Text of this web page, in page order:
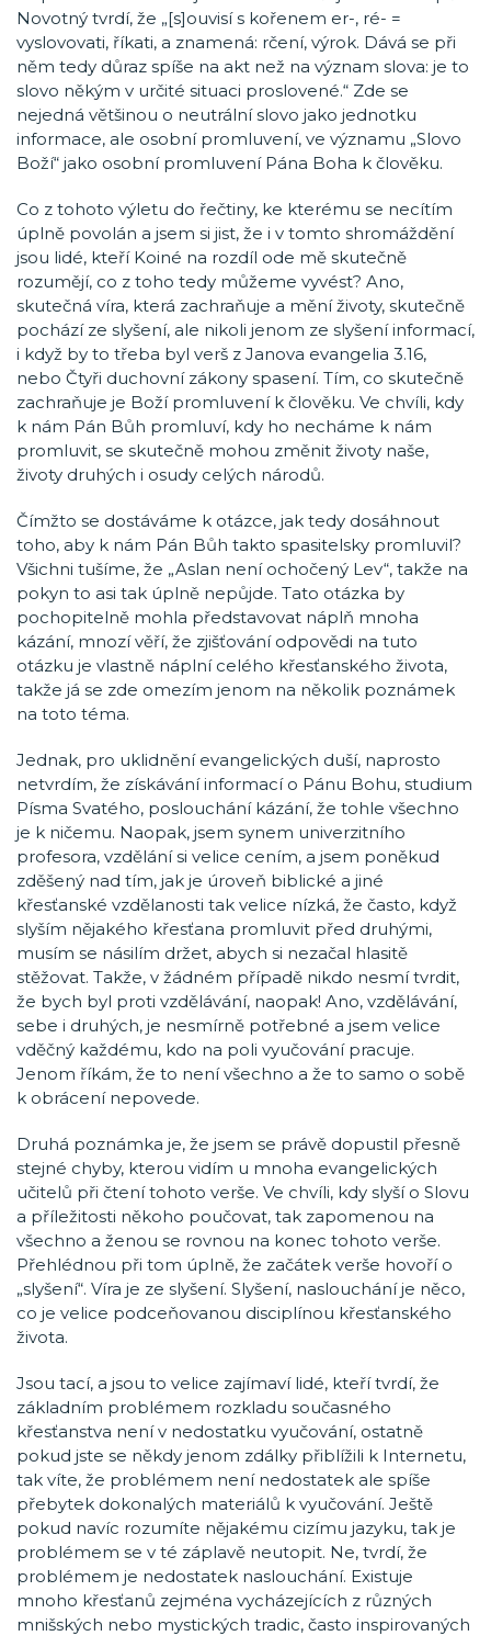
Novotný tvrdí, že „[s]ouvisí s kořenem er-, ré- =
vyslovovati, říkati, a znamená: rčení, výrok. Dává se při
něm tedy důraz spíše na akt než na význam slova: je to
slovo někým v určité situaci proslovené.“ Zde se
nejedná většinou o neutrální slovo jako jednotku
informace, ale osobní promluvení, ve významu „Slovo
Boží“ jako osobní promluvení Pána Boha k člověku.
Co z tohoto výletu do řečtiny, ke kterému se necítím
úplně povolán a jsem si jist, že i v tomto shromáždění
jsou lidé, kteří Koiné na rozdíl ode mě skutečně
rozumějí, co z toho tedy můžeme vyvést? Ano,
skutečná víra, která zachraňuje a mění životy, skutečně
pochází ze slyšení, ale nikoli jenom ze slyšení informací,
i když by to třeba byl verš z Janova evangelia 3.16,
nebo Čtyři duchovní zákony spasení. Tím, co skutečně
zachraňuje je Boží promluvení k člověku. Ve chvíli, kdy
k nám Pán Bůh promluví, kdy ho necháme k nám
promluvit, se skutečně mohou změnit životy naše,
životy druhých i osudy celých národů.
Čímžto se dostáváme k otázce, jak tedy dosáhnout
toho, aby k nám Pán Bůh takto spasitelsky promluvil?
Všichni tušíme, že „Aslan není ochočený Lev“, takže na
pokyn to asi tak úplně nepůjde. Tato otázka by
pochopitelně mohla představovat náplň mnoha
kázání, mnozí věří, že zjišťování odpovědi na tuto
otázku je vlastně náplní celého křesťanského života,
takže já se zde omezím jenom na několik poznámek
na toto téma.
Jednak, pro uklidnění evangelických duší, naprosto
netvrdím, že získávání informací o Pánu Bohu, studium
Písma Svatého, poslouchání kázání, že tohle všechno
je k ničemu. Naopak, jsem synem univerzitního
profesora, vzdělání si velice cením, a jsem poněkud
zděšený nad tím, jak je úroveň biblické a jiné
křesťanské vzdělanosti tak velice nízká, že často, když
slyším nějakého křesťana promluvit před druhými,
musím se násilím držet, abych si nezačal hlasitě
stěžovat. Takže, v žádném případě nikdo nesmí tvrdit,
že bych byl proti vzdělávání, naopak! Ano, vzdělávání,
sebe i druhých, je nesmírně potřebné a jsem velice
vděčný každému, kdo na poli vyučování pracuje.
Jenom říkám, že to není všechno a že to samo o sobě
k obrácení nepovede.
Druhá poznámka je, že jsem se právě dopustil přesně
stejné chyby, kterou vidím u mnoha evangelických
učitelů při čtení tohoto verše. Ve chvíli, kdy slyší o Slovu
a příležitosti někoho poučovat, tak zapomenou na
všechno a ženou se rovnou na konec tohoto verše.
Přehlédnou při tom úplně, že začátek verše hovoří o
„slyšení“. Víra je ze slyšení. Slyšení, naslouchání je něco,
co je velice podceňovanou disciplínou křesťanského
života.
Jsou tací, a jsou to velice zajímaví lidé, kteří tvrdí, že
základním problémem rozkladu současného
křesťanstva není v nedostatku vyučování, ostatně
pokud jste se někdy jenom zdálky přiblížili k Internetu,
tak víte, že problémem není nedostatek ale spíše
přebytek dokonalých materiálů k vyučování. Ještě
pokud navíc rozumíte nějakému cizímu jazyku, tak je
problémem se v té záplavě neutopit. Ne, tvrdí, že
problémem je nedostatek naslouchání. Existuje
mnoho křesťanů zejména vycházejících z různých
mnišských nebo mystických tradic, často inspirovaných